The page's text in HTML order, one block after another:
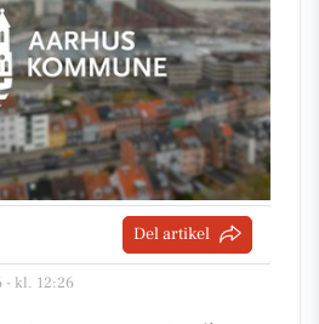
Del artikel
- kl. 12:26